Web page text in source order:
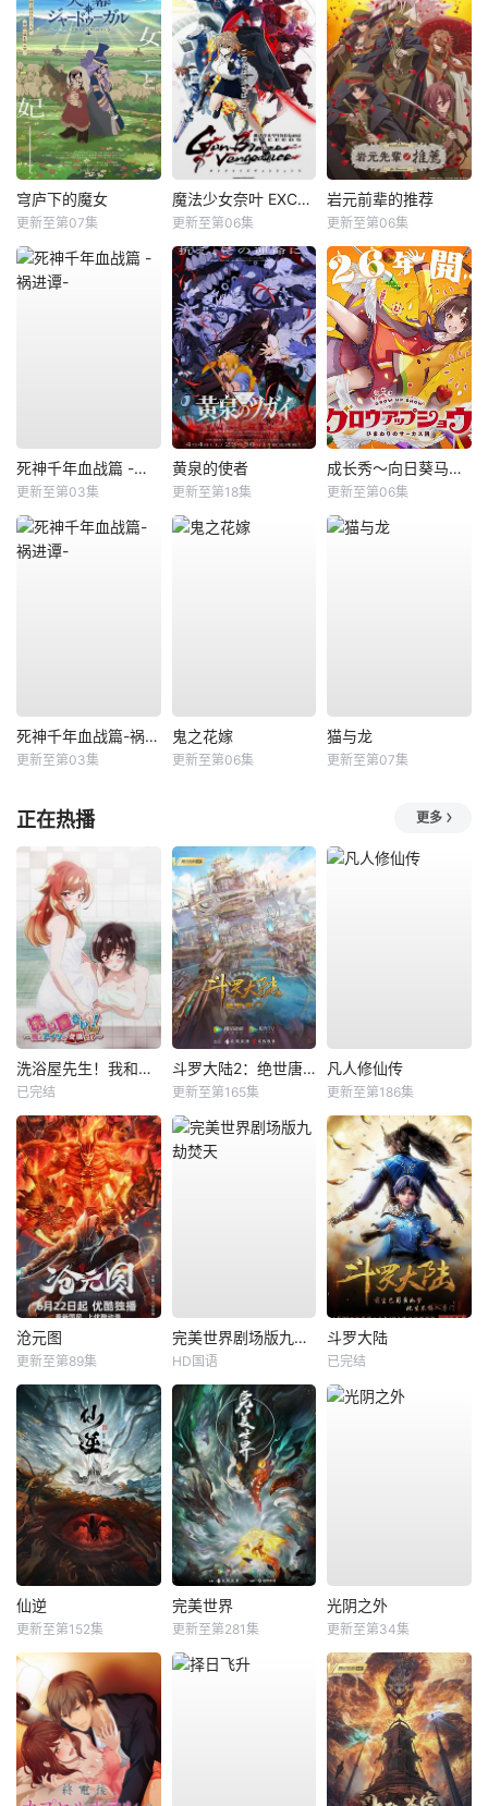
穹庐下的魔女
更新至第07集
魔法少女奈叶 EXCEEDS Gun Blaze Vengeance
更新至第06集
岩元前辈的推荐
更新至第06集
死神千年血战篇 -祸进谭-
更新至第03集
黄泉的使者
更新至第18集
成长秀～向日葵马戏团～
更新至第06集
死神千年血战篇-祸进谭-
更新至第03集
鬼之花嫁
更新至第06集
猫与龙
更新至第07集
正在热播 更多
洗浴屋先生！我和那家伙在女浴池！？
已完结
斗罗大陆2：绝世唐门
更新至第165集
凡人修仙传
更新至第186集
沧元图
更新至第89集
完美世界剧场版九劫焚天
HD国语
斗罗大陆
已完结
仙逆
更新至第152集
完美世界
更新至第281集
光阴之外
更新至第34集